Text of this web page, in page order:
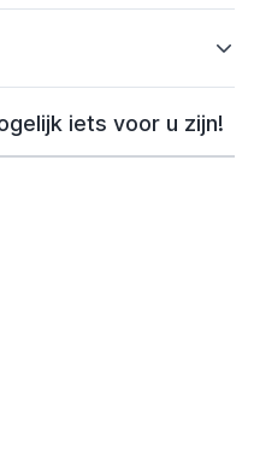
iets voor u zijn!